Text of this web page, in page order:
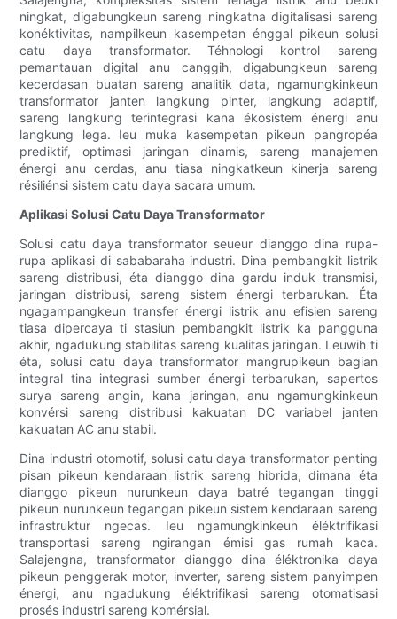
ningkat, digabungkeun sareng ningkatna digitalisasi sareng
konéktivitas, nampilkeun kasempetan énggal pikeun solusi
catu daya transformator. Téhnologi kontrol sareng
pemantauan digital anu canggih, digabungkeun sareng
kecerdasan buatan sareng analitik data, ngamungkinkeun
transformator janten langkung pinter, langkung adaptif,
sareng langkung terintegrasi kana ékosistem énergi anu
langkung lega. Ieu muka kasempetan pikeun pangropéa
prediktif, optimasi jaringan dinamis, sareng manajemen
énergi anu cerdas, anu tiasa ningkatkeun kinerja sareng
résiliénsi sistem catu daya sacara umum.
Aplikasi Solusi Catu Daya Transformator
Solusi catu daya transformator seueur dianggo dina rupa-
rupa aplikasi di sababaraha industri. Dina pembangkit listrik
sareng distribusi, éta dianggo dina gardu induk transmisi,
jaringan distribusi, sareng sistem énergi terbarukan. Éta
ngagampangkeun transfer énergi listrik anu efisien sareng
tiasa dipercaya ti stasiun pembangkit listrik ka pangguna
akhir, ngadukung stabilitas sareng kualitas jaringan. Leuwih ti
éta, solusi catu daya transformator mangrupikeun bagian
integral tina integrasi sumber énergi terbarukan, sapertos
surya sareng angin, kana jaringan, anu ngamungkinkeun
konvérsi sareng distribusi kakuatan DC variabel janten
kakuatan AC anu stabil.
Dina industri otomotif, solusi catu daya transformator penting
pisan pikeun kendaraan listrik sareng hibrida, dimana éta
dianggo pikeun nurunkeun daya batré tegangan tinggi
pikeun nurunkeun tegangan pikeun sistem kendaraan sareng
infrastruktur ngecas. Ieu ngamungkinkeun éléktrifikasi
transportasi sareng ngirangan émisi gas rumah kaca.
Salajengna, transformator dianggo dina éléktronika daya
pikeun penggerak motor, inverter, sareng sistem panyimpen
énergi, anu ngadukung éléktrifikasi sareng otomatisasi
prosés industri sareng komérsial.